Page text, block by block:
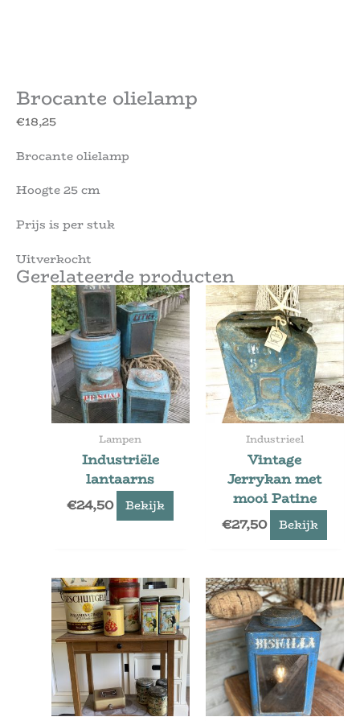
Brocante olielamp
€18,25
Brocante olielamp
Hoogte 25 cm
Prijs is per stuk
Uitverkocht
Gerelateerde producten
Lampen
Industriële
lantaarns
€24,50 Bekijk
Industrieel
Vintage
Jerrykan met
mooi Patine
€27,50 Bekijk